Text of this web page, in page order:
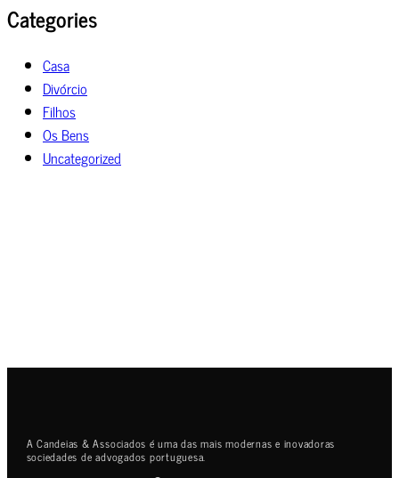
Categories
Casa
Divórcio
Filhos
Os Bens
Uncategorized
A Candeias & Associados é uma das mais modernas e inovadoras
sociedades de advogados portuguesa.